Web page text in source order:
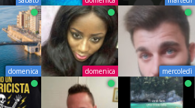
domenica domenica mercoledì